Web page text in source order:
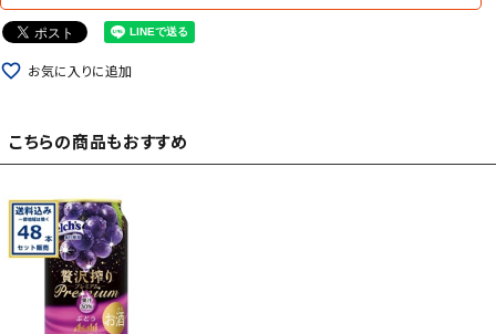
favorite_border お気に入りに追加
こちらの商品もおすすめ